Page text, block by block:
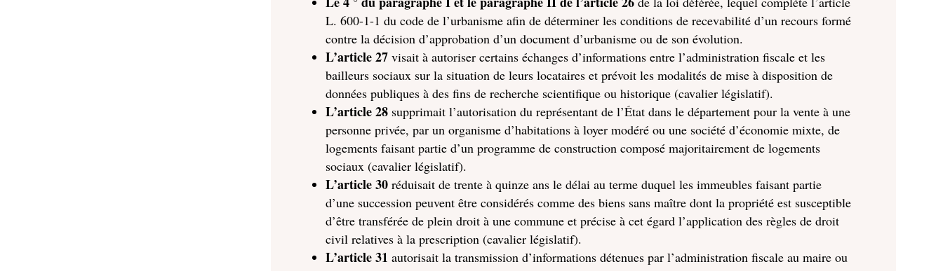
L. 600-1-1 du code de l’urbanisme afin de déterminer les conditions de recevabilité d’un recours formé
contre la décision d’approbation d’un document d’urbanisme ou de son évolution.
L’article 27 visait à autoriser certains échanges d’informations entre l’administration fiscale et les
bailleurs sociaux sur la situation de leurs locataires et prévoit les modalités de mise à disposition de
données publiques à des fins de recherche scientifique ou historique (cavalier législatif).
L’article 28 supprimait l’autorisation du représentant de l’État dans le département pour la vente à une
personne privée, par un organisme d’habitations à loyer modéré ou une société d’économie mixte, de
logements faisant partie d’un programme de construction composé majoritairement de logements
sociaux (cavalier législatif).
L’article 30 réduisait de trente à quinze ans le délai au terme duquel les immeubles faisant partie
d’une succession peuvent être considérés comme des biens sans maître dont la propriété est susceptible
d’être transférée de plein droit à une commune et précise à cet égard l’application des règles de droit
civil relatives à la prescription (cavalier législatif).
L’article 31 autorisait la transmission d’informations détenues par l’administration fiscale au maire ou